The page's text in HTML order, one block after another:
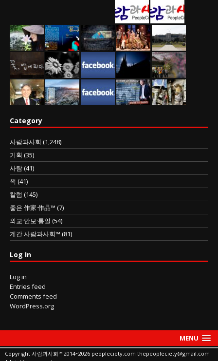
Category
사람과사회 (1,248)
기획 (35)
사람(41)
책 (41)
칼럼 (145)
좋은 作家·作品™ (7)
외교·안보·통일 (54)
계간 사람과사회™ (81)
Log In
Log in
Entries feed
Comments feed
WordPress.org
MENU
Copyright 사람과사회™ 2014~2026 peopleciety.com thepeopleciety@gmail.com